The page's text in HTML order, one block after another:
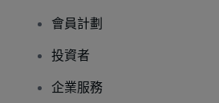
會員計劃
投資者
企業服務